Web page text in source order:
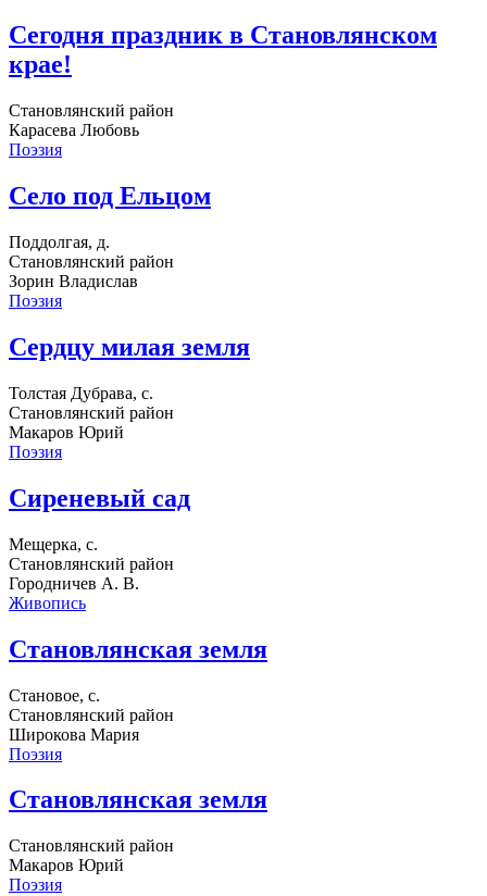
Сегодня праздник в Становлянском
крае!
Становлянский район
Карасева Любовь
Поэзия
Село под Ельцом
Поддолгая, д.
Становлянский район
Зорин Владислав
Поэзия
Сердцу милая земля
Толстая Дубрава, с.
Становлянский район
Макаров Юрий
Поэзия
Сиреневый сад
Мещерка, с.
Становлянский район
Городничев А. В.
Живопись
Становлянская земля
Становое, с.
Становлянский район
Широкова Мария
Поэзия
Становлянская земля
Становлянский район
Макаров Юрий
Поэзия